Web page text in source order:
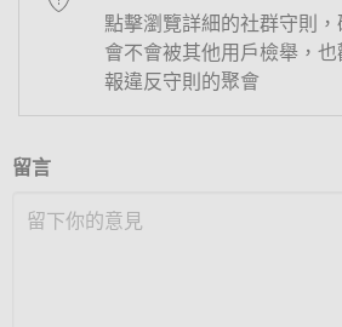
點擊瀏覽詳細的社群守則
會不會被其他用戶檢舉，
報違反守則的聚會
留言